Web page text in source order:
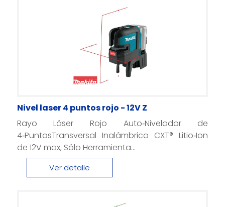
Nivel laser 4 puntos rojo - 12V Z
Rayo Láser Rojo Auto‑Nivelador de
4‑PuntosTransversal Inalámbrico CXT® Litio‑Ion
de 12V max, Sólo Herramienta...
Ver detalle